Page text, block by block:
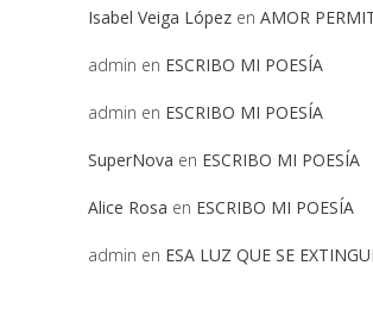
Isabel Veiga López en AMOR
admin en ESCRIBO MI POESÍA
admin en ESCRIBO MI POESÍA
SuperNova en ESCRIBO MI POESÍA
Alice Rosa en ESCRIBO MI POESÍA
admin en ESA LUZ QUE SE